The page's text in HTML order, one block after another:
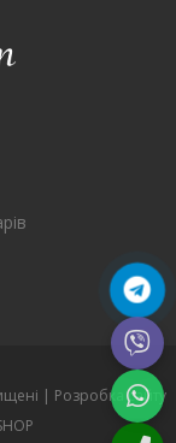
| Розробка сайту